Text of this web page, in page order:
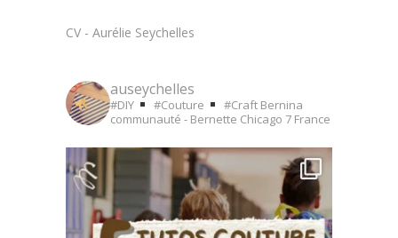
CV - Aurélie Seychelles
auseychelles
#DIY #Couture #Craft Bernina
communauté - Bernette Chicago 7 France